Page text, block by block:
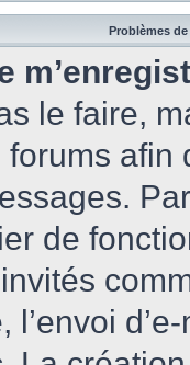
Problèmes
le faire,
afin
de
l’envoi